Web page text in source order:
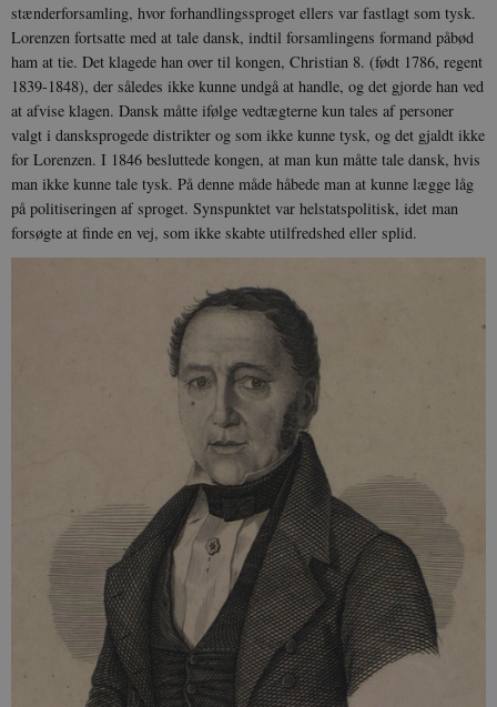
stænderforsamling, hvor forhandlingssproget ellers var fastlagt som tysk.
Lorenzen fortsatte med at tale dansk, indtil forsamlingens formand påbød
ham at tie. Det klagede han over til kongen, Christian 8. (født 1786, regent
1839-1848), der således ikke kunne undgå at handle, og det gjorde han ved
at afvise klagen. Dansk måtte ifølge vedtægterne kun tales af personer
valgt i dansksprogede distrikter og som ikke kunne tysk, og det gjaldt ikke
for Lorenzen. I 1846 besluttede kongen, at man kun måtte tale dansk, hvis
man ikke kunne tale tysk. På denne måde håbede man at kunne lægge låg
på politiseringen af sproget. Synspunktet var helstatspolitisk, idet man
forsøgte at finde en vej, som ikke skabte utilfredshed eller splid.